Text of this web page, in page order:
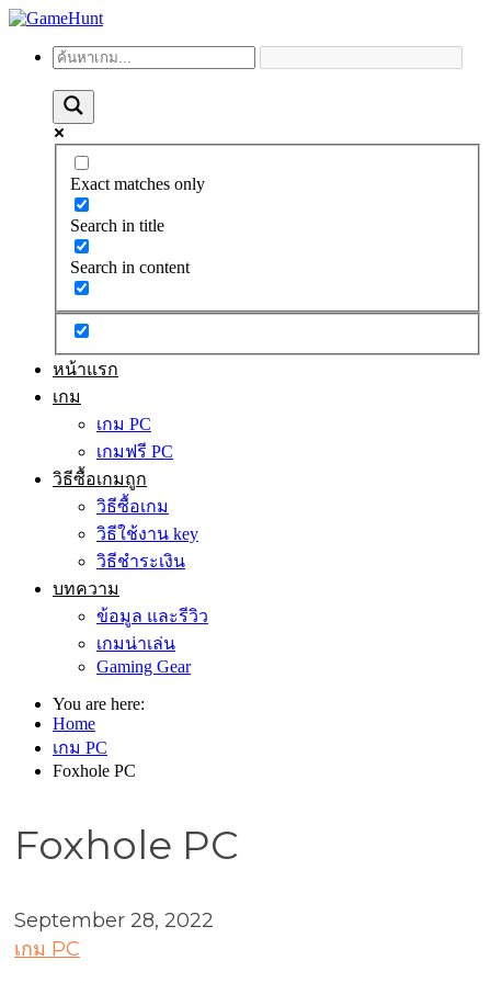
Exact matches only
Search in title
Search in content
หน้าแรก
เกม
เกม PC
เกมฟรี PC
วิธีซื้อเกมถูก
วิธีซื้อเกม
วิธีใช้งาน key
วิธีชำระเงิน
บทความ
ข้อมูล และรีวิว
เกมน่าเล่น
Gaming Gear
You are here:
Home
เกม PC
Foxhole PC
Foxhole PC
September 28, 2022
เกม PC